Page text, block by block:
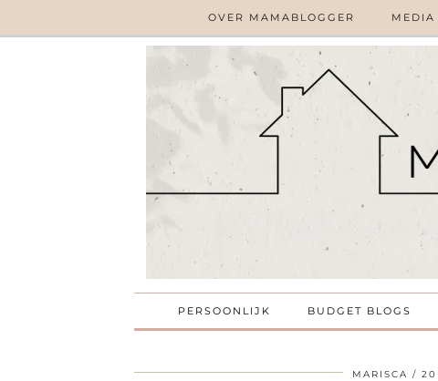
OVER MAMABLOGGER MEDIA
PERSOONLIJK BUDGET BLOGS
MARISCA 20